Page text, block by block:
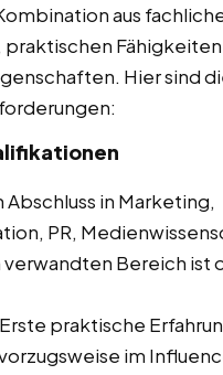
aus
Fähigkeiten
Hier sind
Abschluss in Marketing,
PR,
Bereich ist
Erste praktische
im